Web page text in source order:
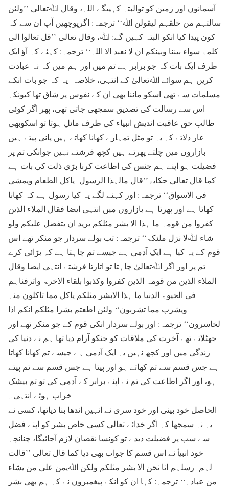
آسمانوں اور زمین کو توالبتہ کہیںگے اللہ، وقال اﷲتعالی ’’ولئن
سالتہم من خلقہم لیقولن اﷲ‘‘ ترجمہ: اگرپوچھیں آپ ان سے کہ
کون پیدا کیا انکو البتہ کہیں گے: اﷲ، وقال تعالی ’’قل تعالوا الی
کلمۃ سواء بیننا وبینکم ان لا نعبد الا اللہ‘‘ ترجمہ: کہئے کہ آؤ ایک
طرف ایک بات کہ جو برابر ہے تم میں اور ہم میں کہ نہ عبادت
کریں ہم سوائے اﷲتعالیٰ کے انتہی، خلاصہ یہ کہ جو بات انکے
مسلمات سے تھی اسکو ماننا بھی ان کے نفوس پر شاق تھا کیونکہ
اس سے رسالت کی تصدیق سمجھی جاتی تھی، پھر اگر کوئی
طالب حق عاقبت اندیش انبیاء کی طرف مائل ہوتا تو اسکوبھی
عار دلاتے کہ یہ تو مثل تمہارے کھانا کھاتے ہیں پانی پیتے ہیں
بازاروں میں چلتے پھرتے ہیں کچھ فرشتے نہیں جوانکی تم پر
فضیلت ہو اپنے ہم جنس کی اطاعت کرنا بڑی ذلت کی بات ہے
کما قال تعالی حکایۃ’’قال مالہذا الرسول یاکل الطعام ویمشی
فی الاسواق‘‘ ترجمہ: اور کہنے لگے یہ کیا رسول ہے کہ کھانا
کھاتا ہے اور پھرتا ہے بازاروں میں انتہی ایضا فقال الملاء الذین
کفروا من قومہ ما ہذا الا بشر مثلکم یرید ان یتفضل علیکم ولو
شاء اﷲلا نزل ملئکۃ‘‘ ترجمہ: تب بولے سردار جو منکر تھے اس
قوم کے یہ کیا ہے ایک آدمی ہے جیسے تم چاہتا ہے کہ بڑائی کرے
تم پر اور اگر اﷲتعالیٰ چاہتا تو اتارتا فرشتے انتہی ایضا وقال
الملاء الذین من قومہ الذین کفروا وکذبوا بلقاء الاخرۃ واترفناہم
فی الحیوۃ الدنیا ما ہذا الابشر مثلکم یاکل مما تاکلون منہ
ویشرب مما تشربون‘‘ ولئن اطعتم بشرا مثلکم انکم اذا
لخاسرون‘‘ ترجمہ: اور بولے سردار انکی قوم کے جو منکر تھے اور
جھٹلاتے تھے آخرت کی ملاقات کو جنکو آرام دیا تھا ہم نے دنیا کی
زندگی میں اور کچھ نہیں یہ ایک آدمی ہے جیسے تم کھانا کھاتا
ہے جس قسم سے تم کھاتے ہو اور پیتا ہے جس قسم سے تم پیتے
ہو، اور اگر اطاعت کی تم نے اپنے برابر کے آدمی کی تو تم بیشک
خراب ہوئے انتہی۔
الحاصل خود بینی اور خود سری نے انہیں اندھا بنا دیاتھا، کسی نے
یہ نہ سمجھا کہ اگر خدائے تعالی کسی خاص بشر کو اپنے فضل
سے سب پر فضیلت دیدے تو کونسا نقصان لازم آجائیگا، چنانچہ
خود انبیاؑ نے اس قسم کا جواب بھی دیا کما قال تعالی ’’قالت
لہم رسلہم انا نحن الا بشر مثلکم ولکن اﷲیمن علی من یشاء
من عبادہ‘‘ ترجمہ: کہا ان کو انکے پیغمبروں نے کہ ہم بھی بشر